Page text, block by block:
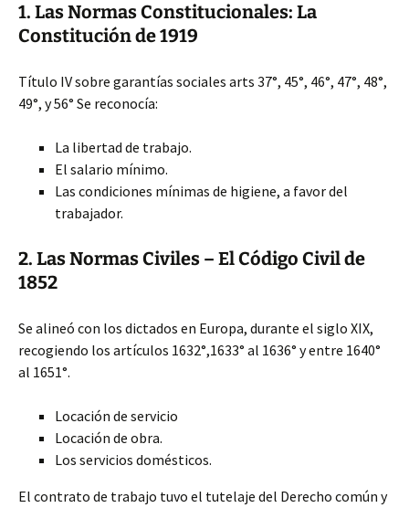
1. Las Normas Constitucionales: La
Constitución de 1919
Título IV sobre garantías sociales arts 37°, 45°, 46°, 47°, 48°,
49°, y 56° Se reconocía:
La libertad de trabajo.
El salario mínimo.
Las condiciones mínimas de higiene, a favor del
trabajador.
2. Las Normas Civiles – El Código Civil de
1852
Se alineó con los dictados en Europa, durante el siglo XIX,
recogiendo los artículos 1632°,1633° al 1636° y entre 1640°
al 1651°.
Locación de servicio
Locación de obra.
Los servicios domésticos.
El contrato de trabajo tuvo el tutelaje del Derecho común y